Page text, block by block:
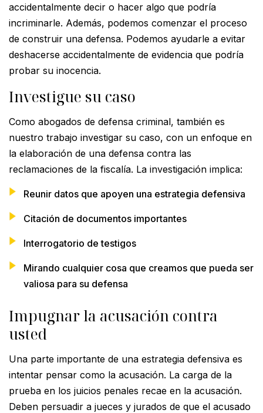
accidentalmente decir o hacer algo que podría
incriminarle. Además, podemos comenzar el proceso
de construir una defensa. Podemos ayudarle a evitar
deshacerse accidentalmente de evidencia que podría
probar su inocencia.
Investigue su caso
Como abogados de defensa criminal, también es
nuestro trabajo investigar su caso, con un enfoque en
la elaboración de una defensa contra las
reclamaciones de la fiscalía. La investigación implica:
Reunir datos que apoyen una estrategia defensiva
Citación de documentos importantes
Interrogatorio de testigos
Mirando cualquier cosa que creamos que pueda ser
valiosa para su defensa
Impugnar la acusación contra
usted
Una parte importante de una estrategia defensiva es
intentar pensar como la acusación. La carga de la
prueba en los juicios penales recae en la acusación.
Deben persuadir a jueces y jurados de que el acusado